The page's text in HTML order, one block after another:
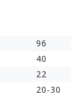
96
40
22
20-30